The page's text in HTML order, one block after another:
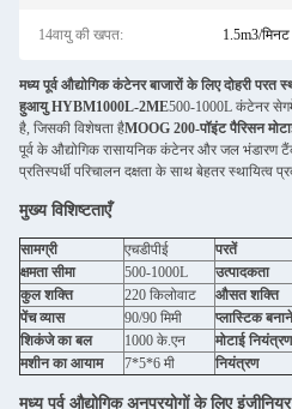
14वायु की खपत: 1.5m3/मिनट
मध्य पूर्व औद्योगिक कंटेनर बाजारों के लिए दोहरी परत
हुआयु HYBM1000L-2ME500-1000L कंटेनर
है, जिसकी विशेषता हैMOOG 200-पॉइंट पैरिसन
पूर्व के औद्योगिक रासायनिक कंटेनर और जल भंडारण
प्रतिस्पर्धी परिचालन दक्षता के साथ बेहतर स्थायित्व
मुख्य विशिष्टताएँ
सामग्री एचडीपीई परतें
क्षमता सीमा
500-1000L उत्पादकता
कुल शक्ति
220 किलोवाट औसत शक्ति
पेंच व्यास
90/90 मिमी प्लास्टिक
शिकंजे का बल
1000 के.एन मोटाई नियंत्रण
मशीन का आयाम
7*5*6 मी नियंत्रण
मध्य पूर्व औद्योगिक अनुप्रयोगों के लिए